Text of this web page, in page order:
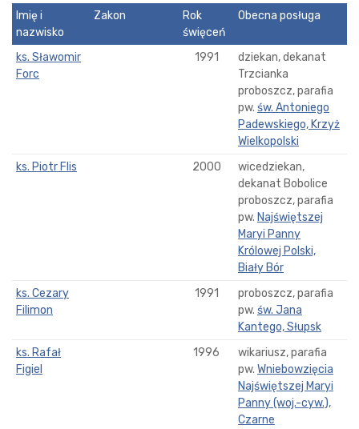
Imię i
nazwisko
Zakon
Rok
święceń
Obecna posługa
ks. Sławomir
Forc
1991
dziekan, dekanat
Trzcianka
proboszcz, parafia
pw. św. Antoniego
Padewskiego, Krzyż
Wielkopolski
ks. Piotr Flis
2000
wicedziekan,
dekanat Bobolice
proboszcz, parafia
pw. Najświętszej
Maryi Panny
Królowej Polski,
Biały Bór
ks. Cezary
Filimon
1991
proboszcz, parafia
pw. św. Jana
Kantego, Słupsk
ks. Rafał
Figiel
1996
wikariusz, parafia
pw. Wniebowzięcia
Najświętszej Maryi
Panny (woj.-cyw.),
Czarne